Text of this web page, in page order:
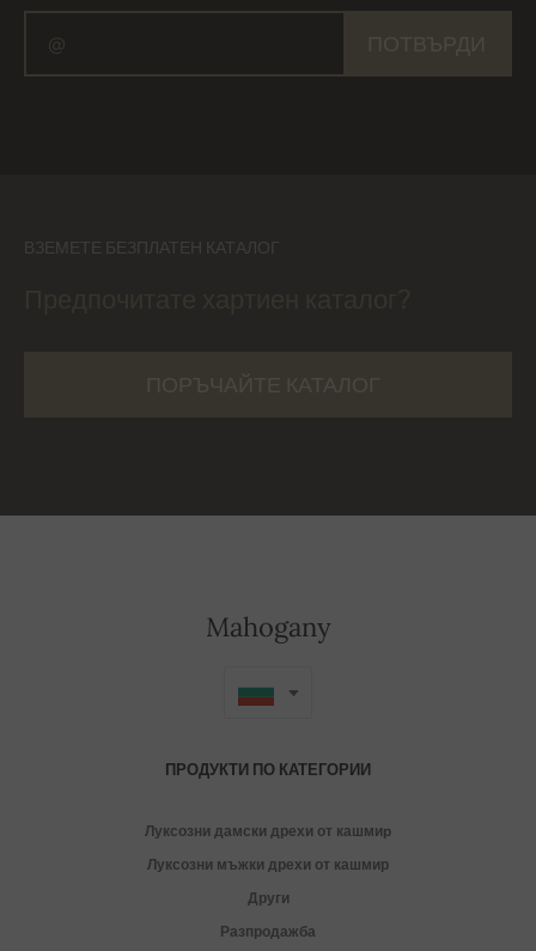
ВЗЕМЕТЕ БЕЗПЛАТЕН КАТАЛОГ
Mahogany
ПРОДУКТИ ПО КАТЕГОРИИ
Луксозни дамски дрехи от кашмиp
Луксозни мъжки дрехи от кашмир
Други
Разпродажба